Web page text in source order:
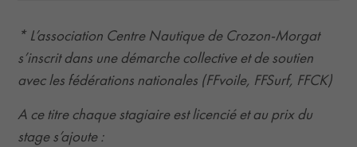
* L’association Centre Nautique de Crozon-Morgat
s’inscrit dans une démarche collective et de soutien
avec les fédérations nationales (FFvoile, FFSurf, FFCK)
A ce titre chaque stagiaire est licencié et au prix du
stage s’ajoute :